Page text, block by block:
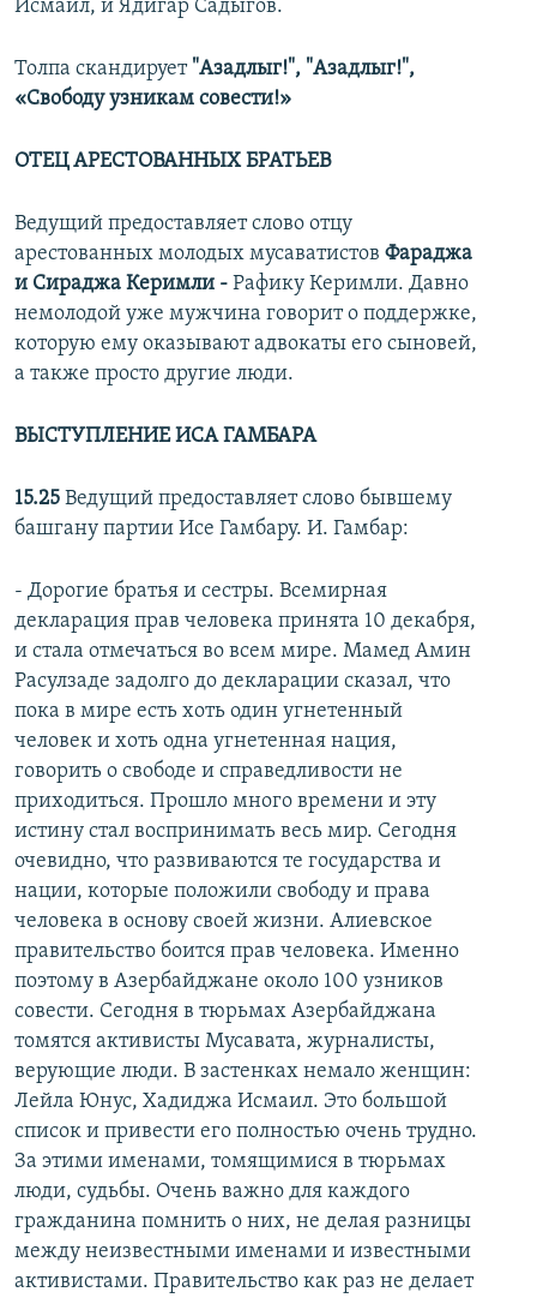
Исмаил, и Ядигар Садыгов.
Толпа скандирует"Азадлыг!", "Азадлыг!",
«Свободу узникам совести!»
ОТЕЦ АРЕСТОВАННЫХ БРАТЬЕВ
Ведущий предоставляет слово отцу
арестованных молодых мусаватистов Фараджа
и Сираджа Керимли - Рафику Керимли. Давно
немолодой уже мужчина говорит о поддержке,
которую ему оказывают адвокаты его сыновей,
а также просто другие люди.
ВЫСТУПЛЕНИЕ ИСА ГАМБАРА
15.25 Ведущий предоставляет слово бывшему
башгану партии Исе Гамбару. И. Гамбар:
- Дорогие братья и сестры. Всемирная
декларация прав человека принята 10 декабря,
и стала отмечаться во всем мире. Мамед Амин
Расулзаде задолго до декларации сказал, что
пока в мире есть хоть один угнетенный
человек и хоть одна угнетенная нация,
говорить о свободе и справедливости не
приходиться. Прошло много времени и эту
истину стал воспринимать весь мир. Сегодня
очевидно, что развиваются те государства и
нации, которые положили свободу и права
человека в основу своей жизни. Алиевское
правительство боится прав человека. Именно
поэтому в Азербайджане около 100 узников
совести. Сегодня в тюрьмах Азербайджана
томятся активисты Мусавата, журналисты,
верующие люди. В застенках немало женщин:
Лейла Юнус, Хадиджа Исмаил. Это большой
список и привести его полностью очень трудно.
За этими именами, томящимися в тюрьмах
люди, судьбы. Очень важно для каждого
гражданина помнить о них, не делая разницы
между неизвестными именами и известными
активистами. Правительство как раз не делает